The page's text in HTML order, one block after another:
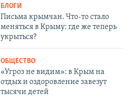
БЛОГИ
Письма крымчан. Что-то стало
меняться в Крыму: где же теперь
укрыться?
ОБЩЕСТВО
«Угроз не видим»: в Крым на
отдых и оздоровление завезут
тысячи детей